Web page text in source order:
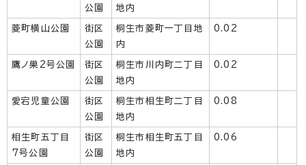
公園
地内
菱町横山公園
街区
公園
桐生市菱町一丁目地
内
0.02
鷹ノ巣2号公園
街区
公園
桐生市川内町二丁目
地内
0.02
愛宕児童公園
街区
公園
桐生市相生町二丁目
地内
0.08
相生町五丁目
7号公園
街区
公園
桐生市相生町五丁目
地内
0.06